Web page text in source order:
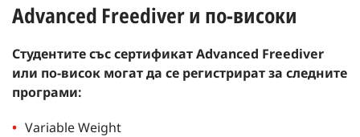
Advanced Freediver и по-високи
Студентите със сертификат Advanced Freediver
или по-висок могат да се регистрират за следните
програми:
Variable Weight